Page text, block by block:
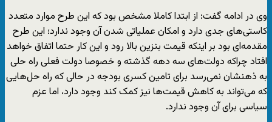
وی در ادامه گفت: از ابتدا کاملا مشخص بود که این طرح موارد متعدد
کاستی‌های جدی دارد و امکان عملیاتی شدن آن وجود ندارد؛ این طرح
مقدمه‌ای بود بر اینکه قیمت بنزین بالا رود و این کار حتما اتفاق خواهد
افتاد چراکه دولت‌های سه دهه گذشته و خصوصا دولت فعلی راه حلی
به ذهنشان نمی‌رسد برای تامین کسری بودجه در حالی که راه حل‌هایی
که می‌تواند به کاهش قیمت‌ها نیز کمک کند وجود دارد، اما عزم
سیاسی برای آن وجود ندارد.